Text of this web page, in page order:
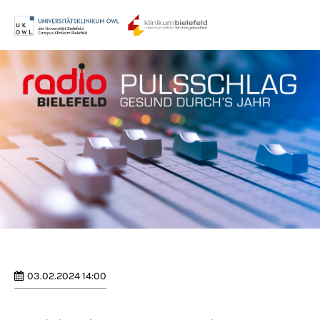
Login
Benutzername
Passwort
Anmelden
03.02.2024 14:00